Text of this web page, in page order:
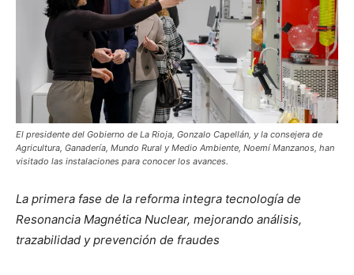
El presidente del Gobierno de La Rioja, Gonzalo Capellán, y la consejera de
Agricultura, Ganadería, Mundo Rural y Medio Ambiente, Noemí Manzanos, han
visitado las instalaciones para conocer los avances.
La primera fase de la reforma integra tecnología de
Resonancia Magnética Nuclear, mejorando análisis,
trazabilidad y prevención de fraudes